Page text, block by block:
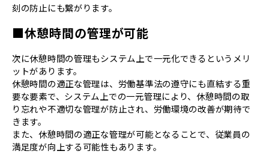
刻の防止にも繋がります。
■休憩時間の管理が可能
次に休憩時間の管理もシステム上で一元化できるというメリ
ットがあります。
休憩時間の適正な管理は、労働基準法の遵守にも直結する重
要な要素で、システム上での一元管理により、休憩時間の取
り忘れや不適切な管理が防止され、労働環境の改善が期待で
きます。
また、休憩時間の適正な管理が可能となることで、従業員の
満足度が向上する可能性もあります。